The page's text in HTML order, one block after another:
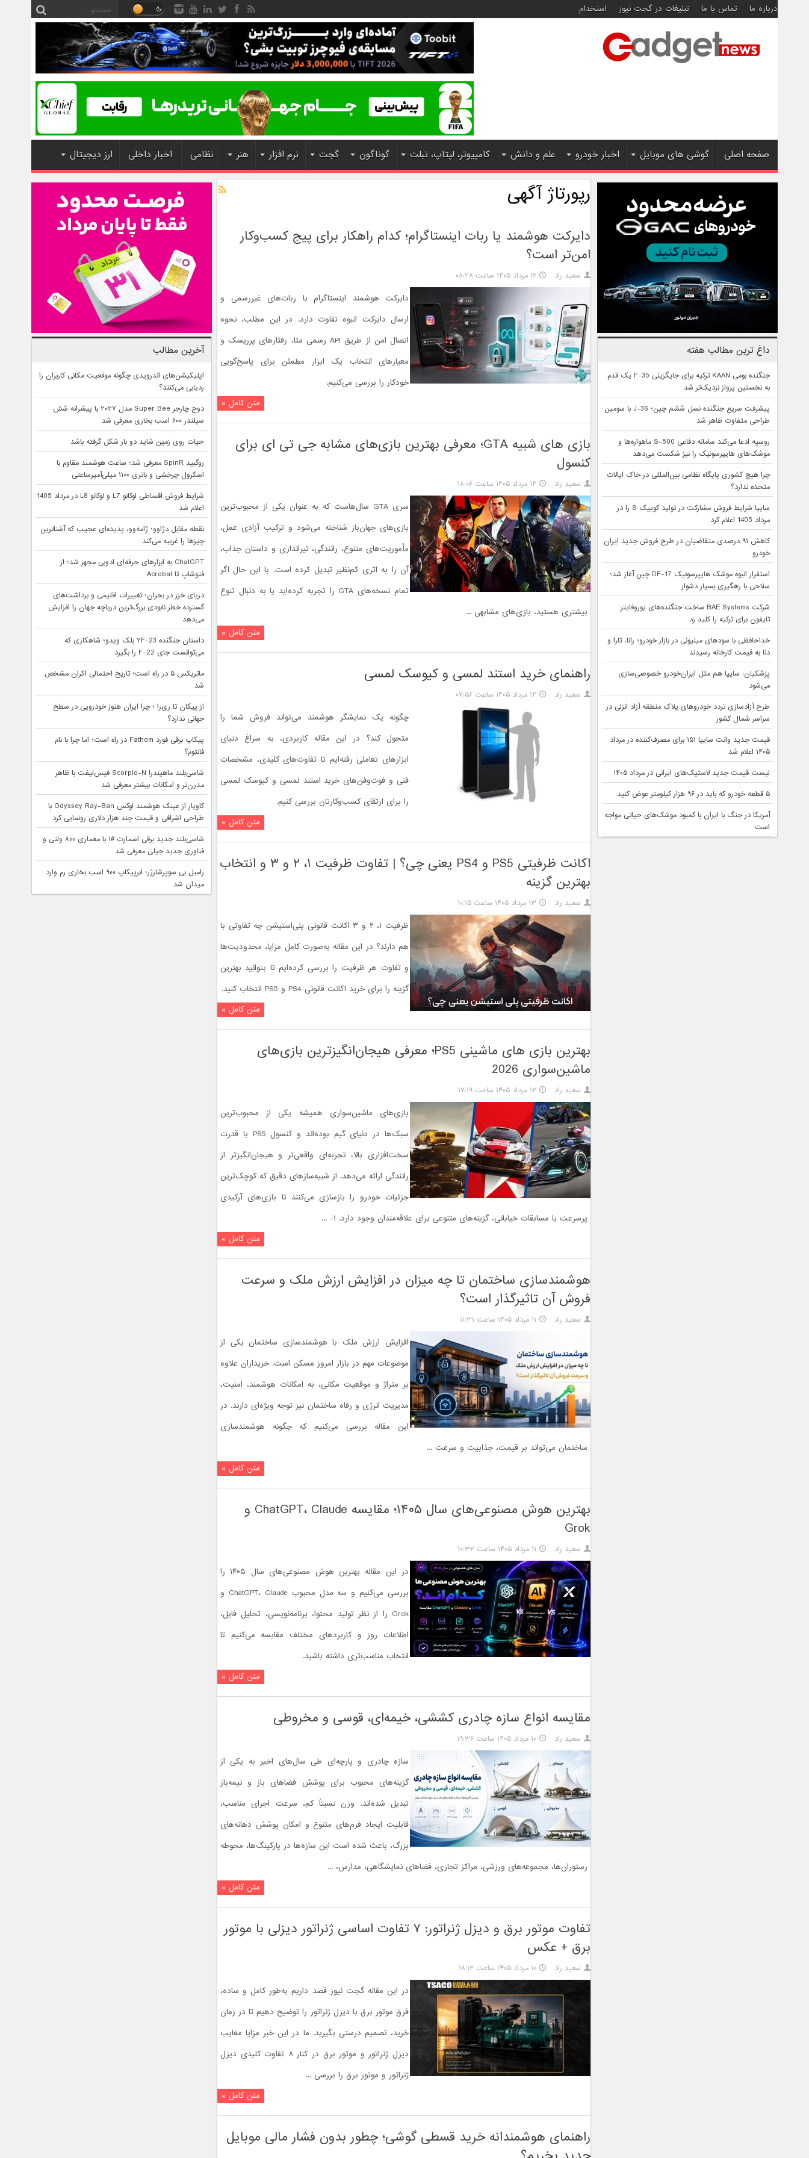
درباره ما تماس با ما تبلیغات در گجت نیوز استخدام
صفحه اصلی گوشی های موبایل اخبار خودرو علم و دانش کامپیوتر، لپتاپ، تبلت گوناگون گجت نرم افزار هنر نظامی اخبار داخلی ارز دیجیتال
رپورتاژ آگهی
دایرکت هوشمند یا ربات اینستاگرام؛ کدام راهکار برای پیج کسب‌وکار
امن‌تر است؟
سعید راد ۱۶ مرداد ۱۴۰۵ ساعت ۰۸:۲۸
دایرکت هوشمند اینستاگرام با ربات‌های غیررسمی و
ارسال دایرکت انبوه تفاوت دارد. در این مطلب، نحوه
اتصال امن از طریق API رسمی متا، رفتارهای پرریسک و
معیارهای انتخاب یک ابزار مطمئن برای پاسخ‌گویی
خودکار را بررسی می‌کنیم.
متن کامل »
بازی های شبیه GTA؛ معرفی بهترین بازی‌های مشابه جی تی ای برای
کنسول
سعید راد ۱۴ مرداد ۱۴۰۵ ساعت ۱۸:۰۶
سری GTA سال‌هاست که به عنوان یکی از محبوب‌ترین
بازی‌های جهان‌باز شناخته می‌شود و ترکیب آزادی عمل،
مأموریت‌های متنوع، رانندگی، تیراندازی و داستان جذاب،
آن را به اثری کم‌نظیر تبدیل کرده است. با این حال اگر
تمام نسخه‌های GTA را تجربه کرده‌اید یا به دنبال تنوع
بیشتری هستید، بازی‌های مشابهی ...
متن کامل »
راهنمای خرید استند لمسی و کیوسک لمسی
سعید راد ۱۴ مرداد ۱۴۰۵ ساعت ۰۷:۵۶
چگونه یک نمایشگر هوشمند می‌تواند فروش شما را
متحول کند؟ در این مقاله کاربردی، به سراغ دنیای
ابزارهای تعاملی رفته‌ایم تا تفاوت‌های کلیدی، مشخصات
فنی و فوت‌وفن‌های خرید استند لمسی و کیوسک لمسی
را برای ارتقای کسب‌وکارتان بررسی کنیم.
متن کامل »
اکانت ظرفیتی PS5 و PS4 یعنی چی؟ | تفاوت ظرفیت ۱، ۲ و ۳ و انتخاب
بهترین گزینه
سعید راد ۱۳ مرداد ۱۴۰۵ ساعت ۱۰:۱۵
ظرفیت ۱، ۲ و ۳ اکانت قانونی پلی‌استیشن چه تفاوتی با
هم دارند؟ در این مقاله به‌صورت کامل مزایا، محدودیت‌ها
و تفاوت هر ظرفیت را بررسی کرده‌ایم تا بتوانید بهترین
گزینه را برای خرید اکانت قانونی PS4 و PS5 انتخاب کنید.
متن کامل »
بهترین بازی های ماشینی PS5؛ معرفی هیجان‌انگیزترین بازی‌های
ماشین‌سواری 2026
سعید راد ۱۲ مرداد ۱۴۰۵ ساعت ۱۷:۱۹
بازی‌های ماشین‌سواری همیشه یکی از محبوب‌ترین
سبک‌ها در دنیای گیم بوده‌اند و کنسول PS5 با قدرت
سخت‌افزاری بالا، تجربه‌ای واقعی‌تر و هیجان‌انگیزتر از
رانندگی ارائه می‌دهد. از شبیه‌سازهای دقیق که کوچک‌ترین
جزئیات خودرو را بازسازی می‌کنند تا بازی‌های آرکیدی
پرسرعت با مسابقات خیابانی، گزینه‌های متنوعی برای علاقه‌مندان وجود دارد. ۱- ...
متن کامل »
هوشمندسازی ساختمان تا چه میزان در افزایش ارزش ملک و سرعت
فروش آن تاثیرگذار است؟
سعید راد ۱۱ مرداد ۱۴۰۵ ساعت ۱۱:۳۱
افزایش ارزش ملک با هوشمندسازی ساختمان یکی از
موضوعات مهم در بازار امروز مسکن است. خریداران علاوه
بر متراژ و موقعیت مکانی، به امکانات هوشمند، امنیت،
مدیریت انرژی و رفاه ساختمان نیز توجه ویژه‌ای دارند. در
این مقاله بررسی می‌کنیم که چگونه هوشمندسازی
ساختمان می‌تواند بر قیمت، جذابیت و سرعت ...
متن کامل »
بهترین هوش مصنوعی‌های سال ۱۴۰۵؛ مقایسه ChatGPT، Claude و
Grok
سعید راد ۱۱ مرداد ۱۴۰۵ ساعت ۱۰:۳۲
در این مقاله بهترین هوش مصنوعی‌های سال ۱۴۰۵ را
بررسی می‌کنیم و سه مدل محبوب ChatGPT، Claude و
Grok را از نظر تولید محتوا، برنامه‌نویسی، تحلیل فایل،
اطلاعات روز و کاربردهای مختلف مقایسه می‌کنیم تا
انتخاب مناسب‌تری داشته باشید.
متن کامل »
مقایسه انواع سازه چادری کششی، خیمه‌ای، قوسی و مخروطی
سعید راد ۱۰ مرداد ۱۴۰۵ ساعت ۱۹:۳۶
سازه چادری و پارچه‌ای طی سال‌های اخیر به یکی از
گزینه‌های محبوب برای پوشش فضاهای باز و نیمه‌باز
تبدیل شده‌اند. وزن نسبتاً کم، سرعت اجرای مناسب،
قابلیت ایجاد فرم‌های متنوع و امکان پوشش دهانه‌های
بزرگ، باعث شده است این سازه‌ها در پارکینگ‌ها، محوطه
رستوران‌ها، مجموعه‌های ورزشی، مراکز تجاری، فضاهای نمایشگاهی، مدارس، ...
متن کامل »
تفاوت موتور برق و دیزل ژنراتور: ۷ تفاوت اساسی ژنراتور دیزلی با موتور
برق + عکس
سعید راد ۱۰ مرداد ۱۴۰۵ ساعت ۱۸:۱۲
در این مقاله گجت نیوز قصد داریم به‌طور کامل و ساده،
فرق موتور برق با دیزل ژنراتور را توضیح دهیم تا در زمان
خرید، تصمیم درستی بگیرید. ما در این خبر مزایا معایب
دیزل ژنراتور و موتور برق در کنار ۸ تفاوت کلیدی دیزل
ژنراتور و موتور برق را بررسی ...
متن کامل »
راهنمای هوشمندانه خرید قسطی گوشی؛ چطور بدون فشار مالی موبایل
داغ ترین مطالب هفته
جنگنده بومی KAAN ترکیه برای جایگزینی F-35 یک قدم
به نخستین پرواز نزدیک‌تر شد
پیشرفت سریع جنگنده نسل ششم چین؛ J-36 با سومین
طراحی متفاوت ظاهر شد
روسیه ادعا می‌کند سامانه دفاعی S-500 ماهواره‌ها و
موشک‌های هایپرسونیک را نیز شکست می‌دهد
چرا هیچ کشوری پایگاه نظامی بین‌المللی در خاک ایالات
متحده ندارد؟
سایپا شرایط فروش مشارکت در تولید کوییک S را در
مرداد 1405 اعلام کرد
کاهش ۹۱ درصدی متقاضیان در طرح فروش جدید ایران
خودرو
استقرار انبوه موشک هایپرسونیک DF-17 چین آغاز شد؛
سلاحی با رهگیری بسیار دشوار
شرکت BAE Systems ساخت جنگنده‌های یوروفایتر
تایفون برای ترکیه را کلید زد
خداحافظی با سودهای میلیونی در بازار خودرو؛ رانا، تارا و
دنا به قیمت کارخانه رسیدند
پزشکیان: سایپا هم مثل ایران‌خودرو خصوصی‌سازی
می‌شود
طرح آزادسازی تردد خودروهای پلاک منطقه آزاد انزلی در
سراسر شمال کشور
قیمت جدید وانت سایپا ۱۵۱ برای مصرف‌کننده در مرداد
۱۴۰۵ اعلام شد
لیست قیمت جدید لاستیک‌های ایرانی در مرداد ۱۴۰۵
۵ قطعه خودرو که باید در ۹۶ هزار کیلومتر عوض کنید
آمریکا در جنگ با ایران با کمبود موشک‌های حیاتی مواجه
است
آخرین مطالب
اپلیکیشن‌های اندرویدی چگونه موقعیت مکانی کاربران را
ردیابی می‌کنند؟
دوج چارجر Super Bee مدل ۲۰۲۷ با پیشرانه شش
سیلندر ۶۰۰ اسب بخاری معرفی شد
حیات روی زمین شاید دو بار شکل گرفته باشد
روگبید SpinR معرفی شد؛ ساعت هوشمند مقاوم با
اسکرول چرخشی و باتری ۱۱۰۰ میلی‌آمپرساعتی
شرایط فروش اقساطی لوکانو L7 و لوکانو L8 در مرداد 1405
اعلام شد
نقطه مقابل دژاوو؛ ژامه‌وو، پدیده‌ای عجیب که آشناترین
چیزها را غریبه می‌کند
ChatGPT به ابزارهای حرفه‌ای ادوبی مجهز شد؛ از
فتوشاپ تا Acrobat
دریای خزر در بحران؛ تغییرات اقلیمی و برداشت‌های
گسترده خطر نابودی بزرگ‌ترین دریاچه جهان را افزایش
می‌دهد
داستان جنگنده YF-23 بلک ویدو؛ شاهکاری که
می‌توانست جای F-22 را بگیرد
ماتریکس ۵ در راه است؛ تاریخ احتمالی اکران مشخص
شد
از پیکان تا ری‌را ؛ چرا ایران هنوز خودرویی در سطح
جهانی ندارد؟
پیکاپ برقی فورد Fathom در راه است؛ اما چرا با نام
فانتوم؟
شاسی‌بلند ماهیندرا Scorpio-N فیس‌لیفت با ظاهر
مدرن‌تر و امکانات بیشتر معرفی شد
کاویار از عینک هوشمند لوکس Odyssey Ray-Ban با
طراحی اشرافی و قیمت چند هزار دلاری رونمایی کرد
شاسی‌بلند جدید برقی اسمارت #۱ با معماری ۸۰۰ ولتی و
فناوری جدید جیلی معرفی شد
رامبل بی سوپرشارژر؛ ابرپیکاپ ۹۰۰ اسب بخاری رم وارد
میدان شد